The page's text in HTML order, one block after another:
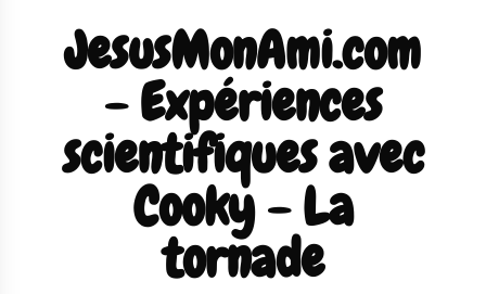
JesusMonAmi.com
- Expériences
scientifiques avec
Cooky - La
tornade